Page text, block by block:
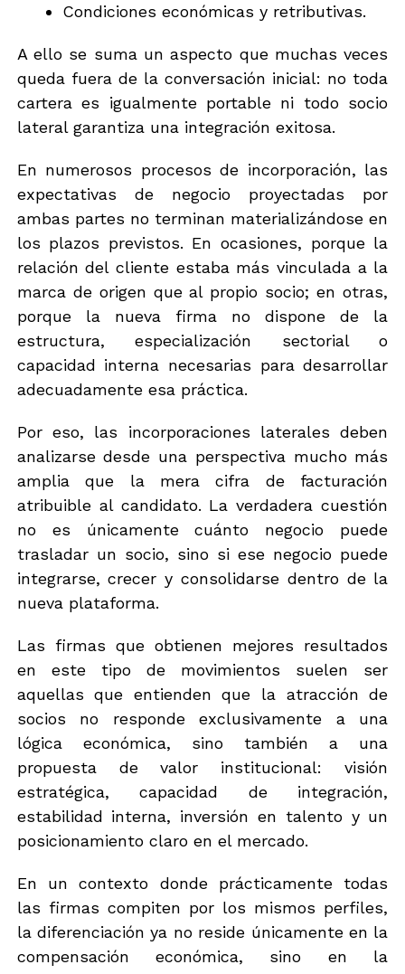
Condiciones económicas y retributivas.
A ello se suma un aspecto que muchas veces
queda fuera de la conversación inicial: no toda
cartera es igualmente portable ni todo socio
lateral garantiza una integración exitosa.
En numerosos procesos de incorporación, las
expectativas de negocio proyectadas por
ambas partes no terminan materializándose en
los plazos previstos. En ocasiones, porque la
relación del cliente estaba más vinculada a la
marca de origen que al propio socio; en otras,
porque la nueva firma no dispone de la
estructura, especialización sectorial o
capacidad interna necesarias para desarrollar
adecuadamente esa práctica.
Por eso, las incorporaciones laterales deben
analizarse desde una perspectiva mucho más
amplia que la mera cifra de facturación
atribuible al candidato. La verdadera cuestión
no es únicamente cuánto negocio puede
trasladar un socio, sino si ese negocio puede
integrarse, crecer y consolidarse dentro de la
nueva plataforma.
Las firmas que obtienen mejores resultados
en este tipo de movimientos suelen ser
aquellas que entienden que la atracción de
socios no responde exclusivamente a una
lógica económica, sino también a una
propuesta de valor institucional: visión
estratégica, capacidad de integración,
estabilidad interna, inversión en talento y un
posicionamiento claro en el mercado.
En un contexto donde prácticamente todas
las firmas compiten por los mismos perfiles,
la diferenciación ya no reside únicamente en la
compensación económica, sino en la